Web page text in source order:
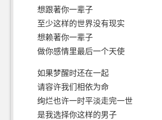
想跟著你一辈子
至少这样的世界没有现实
想赖著你一辈子
做你感情里最后一个天使
如果梦醒时还在一起
请容许我们相依为命
绚烂也许一时平淡走完一世
是我选择你这样的男子